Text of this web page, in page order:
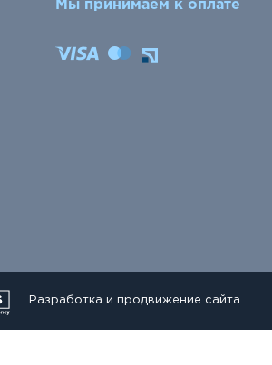
Мы принимаем к оплате
Разработка и продвижение сайта